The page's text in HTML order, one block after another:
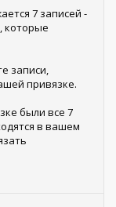
7 записей -
которые
записи,
привязке.
были все 7
в вашем